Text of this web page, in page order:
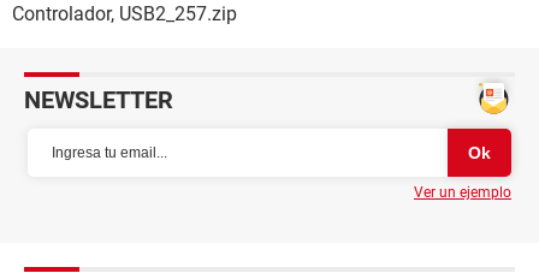
Controlador, USB2_257.zip
NEWSLETTER
Ver un ejemplo